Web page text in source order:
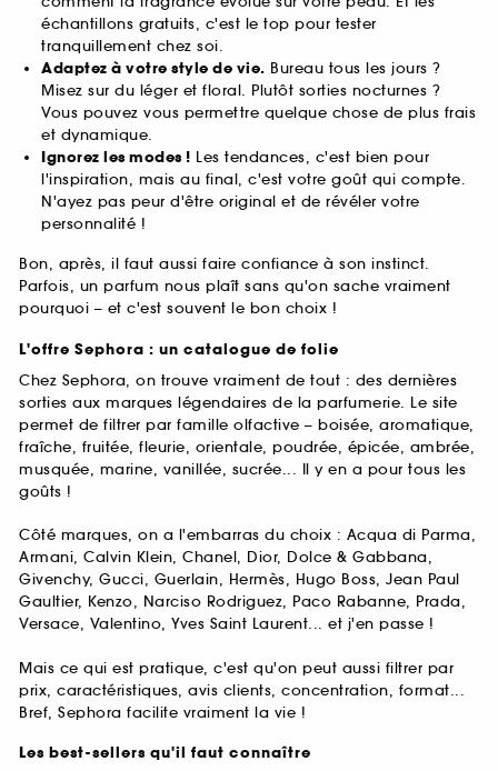
échantillons gratuits, c'est le top pour tester
tranquillement chez soi.
Adaptez à votre style de vie. Bureau tous les jours ?
Misez sur du léger et floral. Plutôt sorties nocturnes ?
Vous pouvez vous permettre quelque chose de plus frais
et dynamique.
Ignorez les modes ! Les tendances, c'est bien pour
l'inspiration, mais au final, c'est votre goût qui compte.
N'ayez pas peur d'être original et de révéler votre
personnalité !
Bon, après, il faut aussi faire confiance à son instinct.
Parfois, un parfum nous plaît sans qu'on sache vraiment
pourquoi – et c'est souvent le bon choix !
L'offre Sephora : un catalogue de folie
Chez Sephora, on trouve vraiment de tout : des dernières
sorties aux marques légendaires de la parfumerie. Le site
permet de filtrer par famille olfactive – boisée, aromatique,
fraîche, fruitée, fleurie, orientale, poudrée, épicée, ambrée,
musquée, marine, vanillée, sucrée... Il y en a pour tous les
goûts !
Côté marques, on a l'embarras du choix : Acqua di Parma,
Armani, Calvin Klein, Chanel, Dior, Dolce & Gabbana,
Givenchy, Gucci, Guerlain, Hermès, Hugo Boss, Jean Paul
Gaultier, Kenzo, Narciso Rodriguez, Paco Rabanne, Prada,
Versace, Valentino, Yves Saint Laurent... et j'en passe !
Mais ce qui est pratique, c'est qu'on peut aussi filtrer par
prix, caractéristiques, avis clients, concentration, format...
Bref, Sephora facilite vraiment la vie !
Les best-sellers qu'il faut connaître